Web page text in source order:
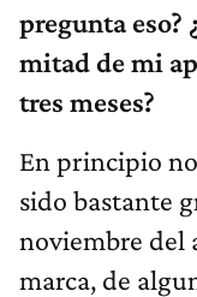
pregunta eso?
mitad de mi
tres meses?
En principio
sido bastante
noviembre del
marca, de